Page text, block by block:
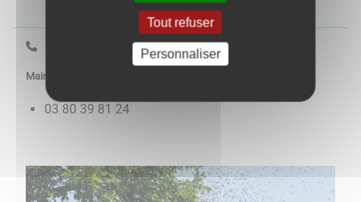
Mairie de Rouvres en Plaine
03 80 39 81 24
Tout refuser
Personnaliser